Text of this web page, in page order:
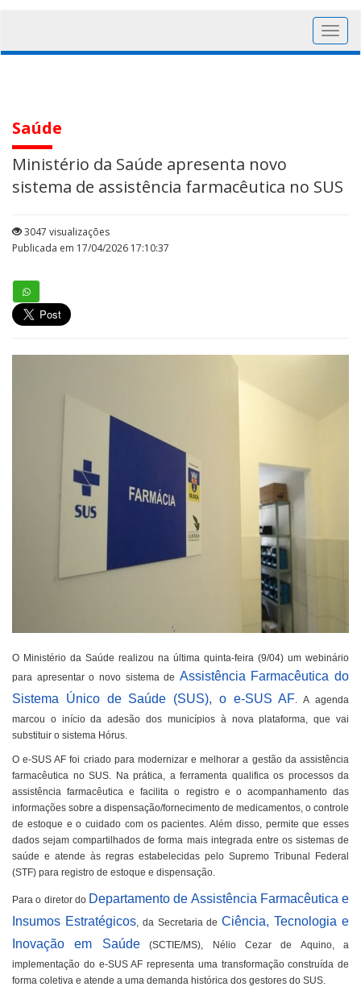
Saúde
Ministério da Saúde apresenta novo
sistema de assistência farmacêutica no SUS
3047 visualizações
Publicada em 17/04/2026 17:10:37
O Ministério da Saúde realizou na última quinta-feira (9/04) um webinário
para apresentar o novo sistema de Assistência Farmacêutica do
Sistema Único de Saúde (SUS), o e-SUS AF. A agenda
marcou o início da adesão dos municípios à nova plataforma, que vai
substituir o sistema Hórus.
O e-SUS AF foi criado para modernizar e melhorar a gestão da assistência
farmacêutica no SUS. Na prática, a ferramenta qualifica os processos da
assistência farmacêutica e facilita o registro e o acompanhamento das
informações sobre a dispensação/fornecimento de medicamentos, o controle
de estoque e o cuidado com os pacientes. Além disso, permite que esses
dados sejam compartilhados de forma mais integrada entre os sistemas de
saúde e atende às regras estabelecidas pelo Supremo Tribunal Federal
(STF) para registro de estoque e dispensação.
Para o diretor do Departamento de Assistência Farmacêutica e
Insumos Estratégicos, da Secretaria deCiência, Tecnologia e
Inovação em Saúde(SCTIE/MS), Nélio Cezar de Aquino, a
implementação do e-SUS AF representa uma transformação construída de
forma coletiva e atende a uma demanda histórica dos gestores do SUS.